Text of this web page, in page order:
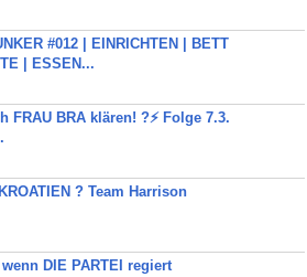
#012 | EINRICHTEN | BETT
| ESSEN...
FRAU BRA klären! ?⚡️ Folge 7.3.
? Team Harrison
DIE PARTEI regiert